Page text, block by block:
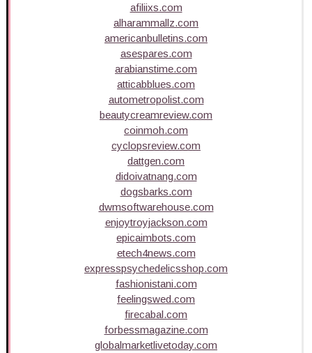
afiliixs.com
alharammallz.com
americanbulletins.com
asespares.com
arabianstime.com
atticabblues.com
autometropolist.com
beautycreamreview.com
coinmoh.com
cyclopsreview.com
dattgen.com
didoivatnang.com
dogsbarks.com
dwmsoftwarehouse.com
enjoytroyjackson.com
epicaimbots.com
etech4news.com
expresspsychedelicsshop.com
fashionistani.com
feelingswed.com
firecabal.com
forbessmagazine.com
globalmarketlivetoday.com